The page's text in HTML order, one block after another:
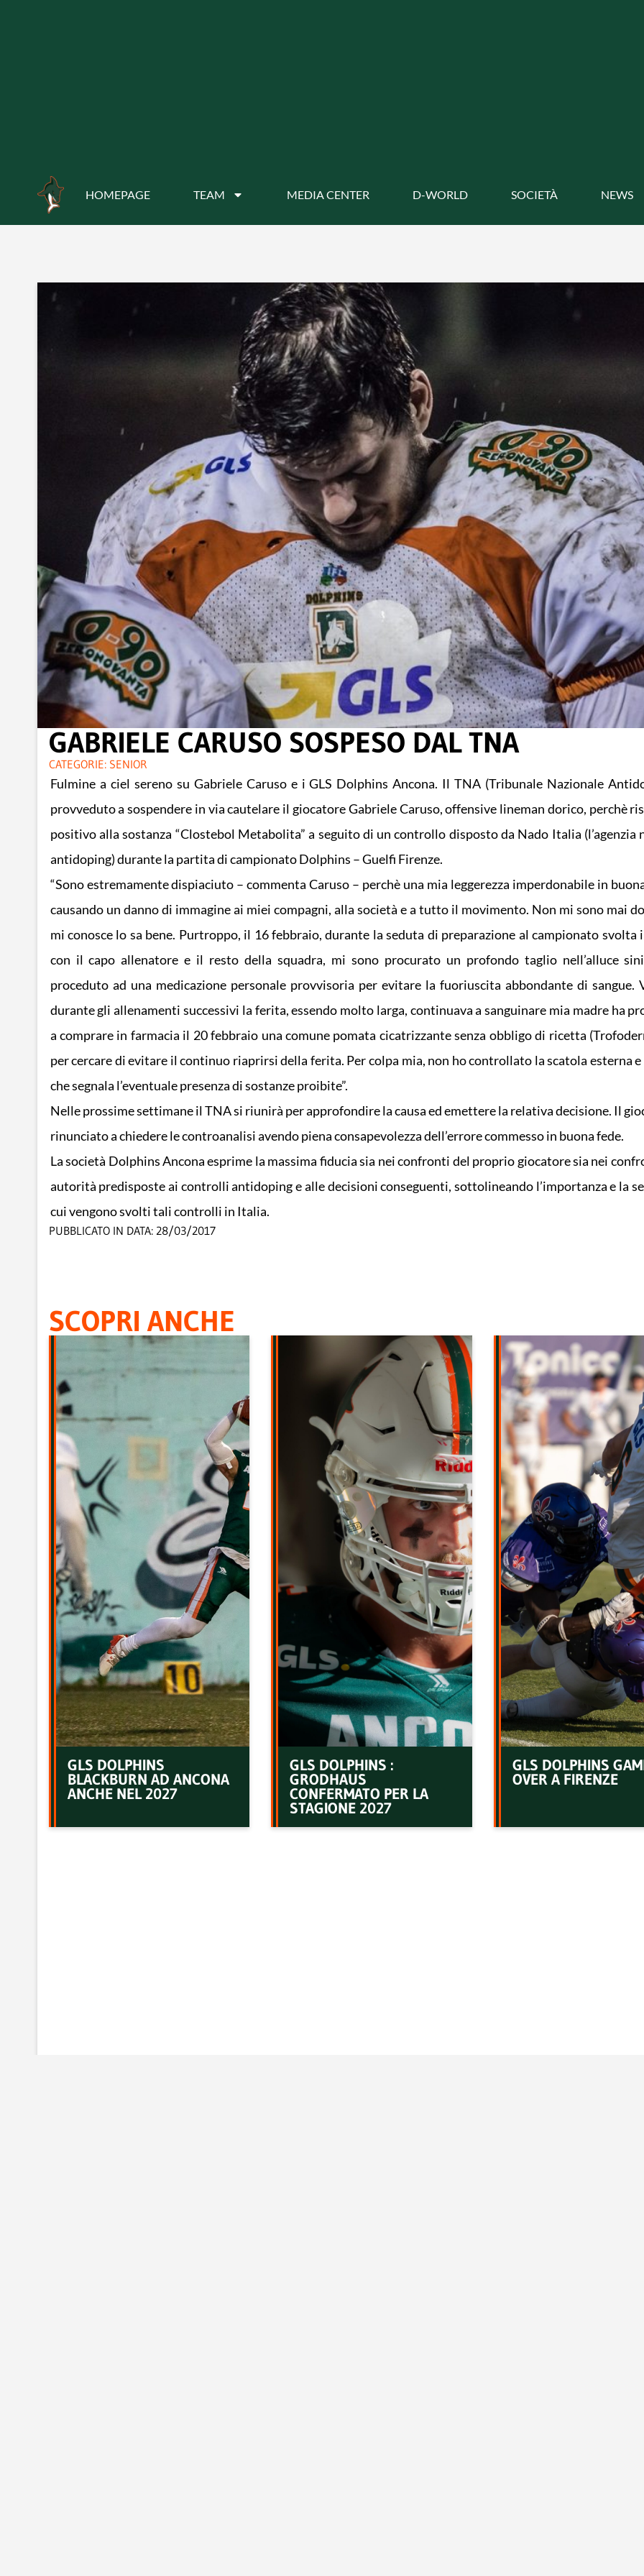
HOMEPAGE TEAM MEDIA CENTER D-WORLD SOCIETÀ NEWS
GABRIELE CARUSO SOSPESO DAL TNA
CATEGORIE: SENIOR
Fulmine a ciel sereno su Gabriele Caruso e i GLS Dolphins Ancona. Il TNA (Tribunale Nazionale
provveduto a sospendere in via cautelare il giocatore Gabriele Caruso, offensive lineman dorico, perchè
positivo alla sostanza “Clostebol Metabolita” a seguito di un controllo disposto da Nado Italia (l’agenzia
antidoping) durante la partita di campionato Dolphins – Guelfi Firenze.
“Sono estremamente dispiaciuto – commenta Caruso – perchè una mia leggerezza imperdonabile in
causando un danno di immagine ai miei compagni, alla società e a tutto il movimento. Non mi sono mai
mi conosce lo sa bene. Purtroppo, il 16 febbraio, durante la seduta di preparazione al campionato svolta
con il capo allenatore e il resto della squadra, mi sono procurato un profondo taglio nell’alluce
proceduto ad una medicazione personale provvisoria per evitare la fuoriuscita abbondante di sangue.
durante gli allenamenti successivi la ferita, essendo molto larga, continuava a sanguinare mia madre ha
a comprare in farmacia il 20 febbraio una comune pomata cicatrizzante senza obbligo di ricetta
per cercare di evitare il continuo riaprirsi della ferita. Per colpa mia, non ho controllato la scatola esterna
che segnala l’eventuale presenza di sostanze proibite”.
Nelle prossime settimane il TNA si riunirà per approfondire la causa ed emettere la relativa decisione. Il
rinunciato a chiedere le controanalisi avendo piena consapevolezza dell’errore commesso in buona fede.
La società Dolphins Ancona esprime la massima fiducia sia nei confronti del proprio giocatore sia nei
autorità predisposte ai controlli antidoping e alle decisioni conseguenti, sottolineando l’importanza e la
cui vengono svolti tali controlli in Italia.
PUBBLICATO IN DATA: 28/03/2017
SCOPRI ANCHE
GLS DOLPHINS
BLACKBURN AD ANCONA
ANCHE NEL 2027
GLS DOLPHINS :
GRODHAUS
CONFERMATO PER LA
STAGIONE 2027
GLS DOLPHINS
OVER A FIRENZE